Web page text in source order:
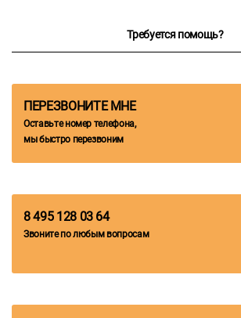
Требуется помощь?
ПЕРЕЗВОНИТЕ МНЕ
Оставьте номер телефона,
мы быстро перезвоним
8 495 128 03 64
Звоните по любым вопросам